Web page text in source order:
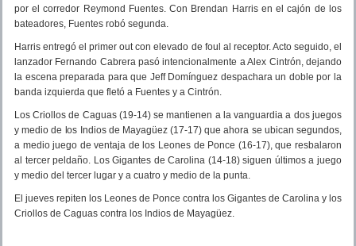
por el corredor Reymond Fuentes. Con Brendan Harris en el cajón de los
bateadores, Fuentes robó segunda.
Harris entregó el primer out con elevado de foul al receptor. Acto seguido, el
lanzador Fernando Cabrera pasó intencionalmente a Alex Cintrón, dejando
la escena preparada para que Jeff Domínguez despachara un doble por la
banda izquierda que fletó a Fuentes y a Cintrón.
Los Criollos de Caguas (19-14) se mantienen a la vanguardia a dos juegos
y medio de los Indios de Mayagüez (17-17) que ahora se ubican segundos,
a medio juego de ventaja de los Leones de Ponce (16-17), que resbalaron
al tercer peldaño. Los Gigantes de Carolina (14-18) siguen últimos a juego
y medio del tercer lugar y a cuatro y medio de la punta.
El jueves repiten los Leones de Ponce contra los Gigantes de Carolina y los
Criollos de Caguas contra los Indios de Mayagüez.